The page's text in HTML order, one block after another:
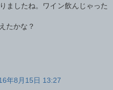
ましたね。ワイン飲んじゃった
たかな？
年8月15日 13:27